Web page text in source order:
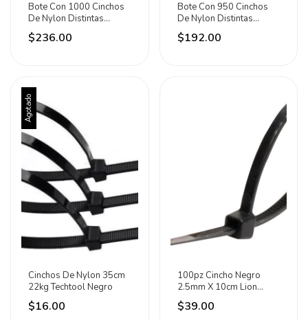
Bote Con 1000 Cinchos
De Nylon Distintas
Medidas Techtools
Negro/blanco
$236.00
Bote Con 950 Cinchos
De Nylon Distintas
Medidas Techtools
Negro/blanco
$192.00
Agotado
Cinchos De Nylon 35cm
22kg Techtool Negro
$16.00
100pz Cincho Negro
2.5mm X 10cm Lion
Tools - Negro
$39.00